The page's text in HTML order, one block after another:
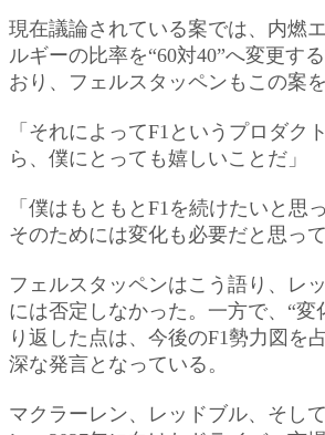
現在議論されている案では、内燃
ルギーの比率を“60対40”へ変更す
おり、フェルスタッペンもこの案
「それによってF1というプロダク
ら、僕にとっても嬉しいことだ」
「僕はもともとF1を続けたいと思
そのためには変化も必要だと思って
フェルスタッペンはこう語り、レ
には否定しなかった。一方で、“変
り返した点は、今後のF1勢力図を
深な発言となっている。
マクラーレン、レッドブル、そし